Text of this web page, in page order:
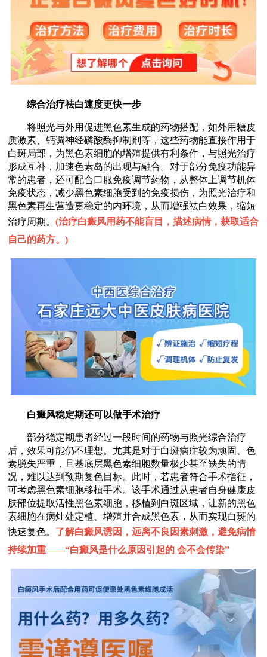
综合治疗祛白速度更快一步
将照光与外用促进黑色素生成的药物搭配，如外用糖皮
质激素、钙调神经磷酸酶抑制剂等，这些药物能直接作用于
白斑局部，为黑色素细胞的增殖提供有利条件，与照光治疗
形成互补，加速色素岛的出现与融合。对于部分免疫功能异
常的患者，还可配合口服免疫调节药物，从整体上调节机体
免疫状态，减少黑色素细胞受到的免疫损伤，为照光治疗和
黑色素再生营造更稳定的内环境，从而增强祛白效果，缩短
治疗周期。(治疗白癜风用药不能盲目，描述病情，获取适合
自己的药方。)
白癜风稳定期还可以做手术治疗
部分稳定期患者经过一段时间的药物与照光综合治疗
后，效果可能仍不理想。尤其是对于白斑病症较为顽固、色
素脱失严重，且基底层黑色素细胞数量极少甚至缺失的情
况，难以达到预期复色目标。此时，若患者符合手术指征，
可考虑黑色素细胞移植手术。该手术通过从患者自身健康皮
肤部位提取活性黑色素细胞，移植到白斑区域，让新的黑色
素细胞在病灶处定植、增殖并合成黑色素，从而实现白斑的
快速复色。 了解白癜风诱因，远离不良因素刺激，避免病情
持续加重——“白癜风是什么原因引起的 会不会传染”